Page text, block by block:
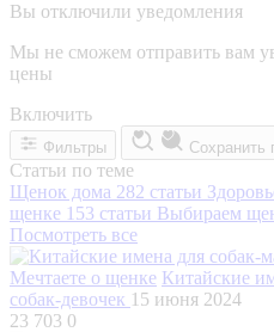
Вы отключили уведомления
Мы не сможем отправить вам
цены
Включить
Фильтры Сохранить
Статьи по теме
Щенок дома 282 статьи
щенке 153 статьи Выбираем
Посмотреть все
Мечтаете о щенке Китайские
собак-девочек 15 июня 2024
23 703 0